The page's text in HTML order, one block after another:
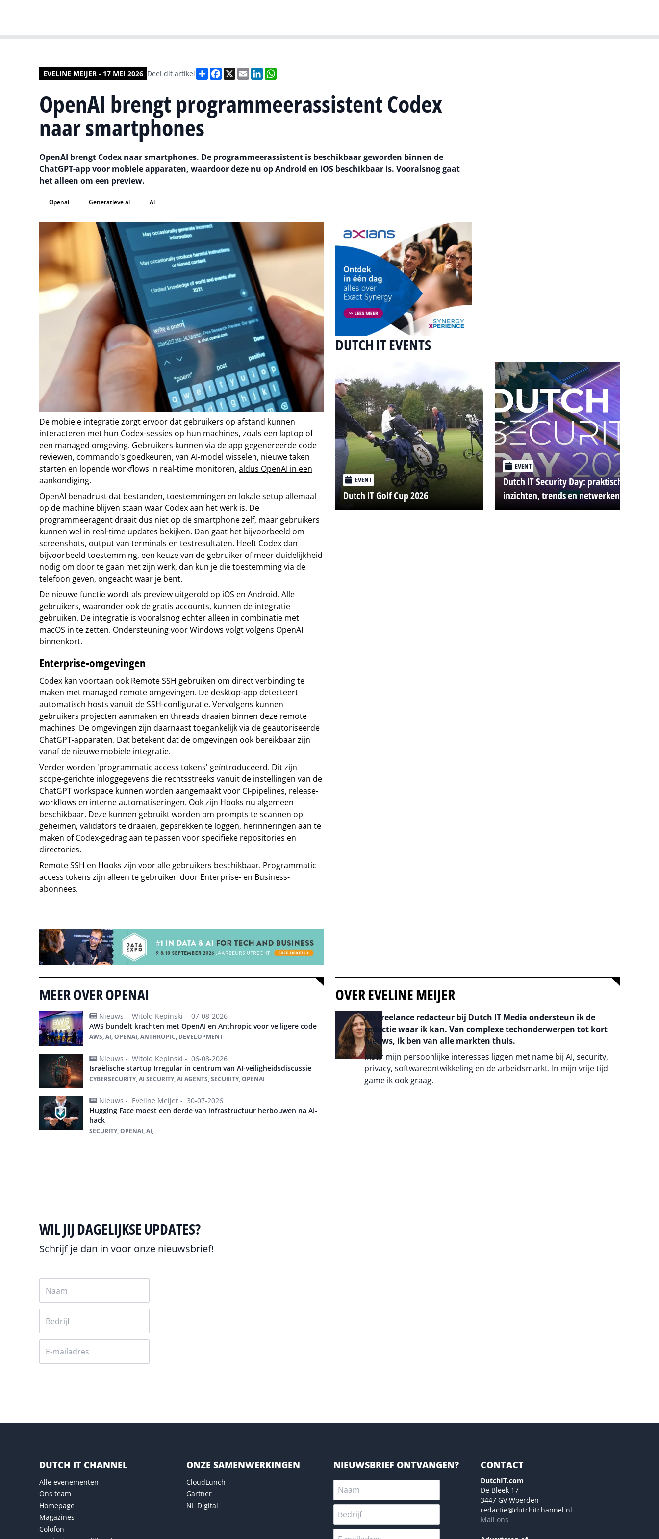
EVELINE MEIJER - 17 MEI 2026 Deel dit artikel DeelFacebook
X EmailLinkedIn
OpenAI brengt programmeerassistent Codex
naar smartphones
OpenAI brengt Codex naar smartphones. De programmeerassistent is beschikbaar geworden binnen de
ChatGPT-app voor mobiele apparaten, waardoor deze nu op Android en iOS beschikbaar is. Vooralsnog gaat
het alleen om een preview.
Openai Generatieve ai Ai
De mobiele integratie zorgt ervoor dat gebruikers op afstand kunnen
interacteren met hun Codex-sessies op hun machines, zoals een laptop of
een managed omgeving. Gebruikers kunnen via de app gegenereerde code
reviewen, commando's goedkeuren, van AI-model wisselen, nieuwe taken
starten en lopende workflows in real-time monitoren, aldus OpenAI in een
aankondiging.
OpenAI benadrukt dat bestanden, toestemmingen en lokale setup allemaal
op de machine blijven staan waar Codex aan het werk is. De
programmeeragent draait dus niet op de smartphone zelf, maar gebruikers
kunnen wel in real-time updates bekijken. Dan gaat het bijvoorbeeld om
screenshots, output van terminals en testresultaten. Heeft Codex dan
bijvoorbeeld toestemming, een keuze van de gebruiker of meer duidelijkheid
nodig om door te gaan met zijn werk, dan kun je die toestemming via de
telefoon geven, ongeacht waar je bent.
De nieuwe functie wordt als preview uitgerold op iOS en Android. Alle
gebruikers, waaronder ook de gratis accounts, kunnen de integratie
gebruiken. De integratie is vooralsnog echter alleen in combinatie met
macOS in te zetten. Ondersteuning voor Windows volgt volgens OpenAI
binnenkort.
Enterprise-omgevingen
Codex kan voortaan ook Remote SSH gebruiken om direct verbinding te
maken met managed remote omgevingen. De desktop-app detecteert
automatisch hosts vanuit de SSH-configuratie. Vervolgens kunnen
gebruikers projecten aanmaken en threads draaien binnen deze remote
machines. De omgevingen zijn daarnaast toegankelijk via de geautoriseerde
ChatGPT-apparaten. Dat betekent dat de omgevingen ook bereikbaar zijn
vanaf de nieuwe mobiele integratie.
Verder worden 'programmatic access tokens' geïntroduceerd. Dit zijn
scope-gerichte inloggegevens die rechtsstreeks vanuit de instellingen van de
ChatGPT workspace kunnen worden aangemaakt voor CI-pipelines, release-
workflows en interne automatiseringen. Ook zijn Hooks nu algemeen
beschikbaar. Deze kunnen gebruikt worden om prompts te scannen op
geheimen, validators te draaien, gepsrekken te loggen, herinneringen aan te
maken of Codex-gedrag aan te passen voor specifieke repositories en
directories.
Remote SSH en Hooks zijn voor alle gebruikers beschikbaar. Programmatic
access tokens zijn alleen te gebruiken door Enterprise- en Business-
abonnees.
DUTCH IT EVENTS
EVENT
Dutch IT Golf Cup 2026
EVENT
Dutch IT Security Day: praktische
inzichten, trends en netwerken
MEER OVER OPENAI
Nieuws - Witold Kepinski - 07-08-2026
AWS bundelt krachten met OpenAI en Anthropic voor veiligere code
AWS, AI, OPENAI, ANTHROPIC, DEVELOPMENT
Nieuws - Witold Kepinski - 06-08-2026
Israëlische startup Irregular in centrum van AI-veiligheidsdiscussie
CYBERSECURITY, AI SECURITY, AI AGENTS, SECURITY, OPENAI
Nieuws - Eveline Meijer - 30-07-2026
Hugging Face moest een derde van infrastructuur herbouwen na AI-
hack
SECURITY, OPENAI, AI,
OVER EVELINE MEIJER
Als freelance redacteur bij Dutch IT Media ondersteun ik de
redactie waar ik kan. Van complexe techonderwerpen tot kort
nieuws, ik ben van alle markten thuis.
Maar mijn persoonlijke interesses liggen met name bij AI, security,
privacy, softwareontwikkeling en de arbeidsmarkt. In mijn vrije tijd
game ik ook graag.
WIL JIJ DAGELIJKSE UPDATES?
Schrijf je dan in voor onze nieuwsbrief!
DUTCH IT CHANNEL
Alle evenementen
Ons team
Homepage
Magazines
Colofon
ONZE SAMENWERKINGEN
CloudLunch
Gartner
NL Digital
NIEUWSBRIEF ONTVANGEN? CONTACT
DutchIT.com
De Bleek 17
3447 GV Woerden
redactie@dutchitchannel.nl
Mail ons